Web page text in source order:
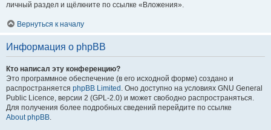
личный раздел и щёлкните по ссылке «Вложения».
Вернуться к началу
Информация о phpBB
Кто написал эту конференцию?
Это программное обеспечение (в его исходной форме) создано и
распространяется phpBB Limited . Оно доступно на условиях GNU General
Public Licence, версии 2 (GPL-2.0) и может свободно распространяться.
Для получения более подробных сведений перейдите по ссылке
About phpBB.